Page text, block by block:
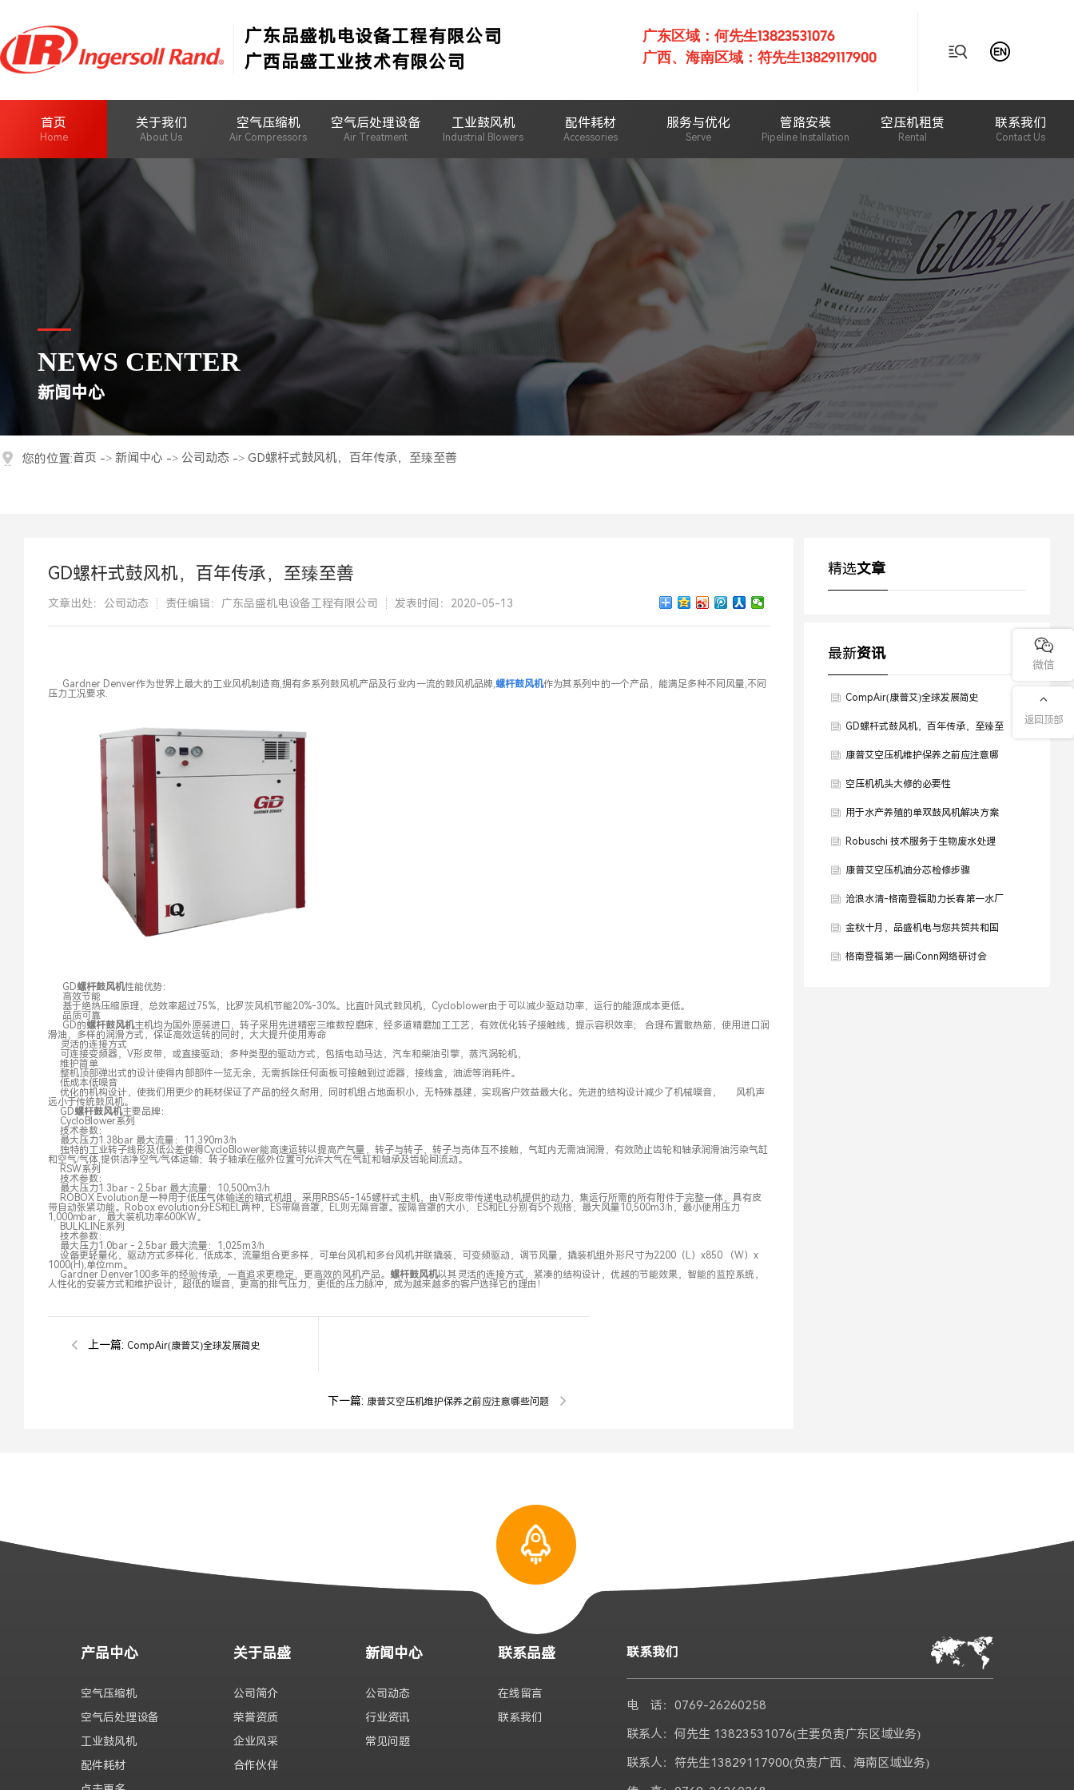
广东品盛机电设备工程有限公司
广西品盛工业技术有限公司
广东区域：何先生13823531076
广西、海南区域：符先生13829117900

首页
Home
关于我们
About Us
空气压缩机
Air Compressors
空气后处理设备
Air Treatment
工业鼓风机
Industrial Blowers
配件耗材
Accessories
服务与优化
Serve
管路安装
Pipeline Installation
空压机租赁
Rental
联系我们
Contact Us
NEWS CENTER
新闻中心
您的位置:首页 -> 新闻中心 -> 公司动态 -> GD螺杆式鼓风机，百年传承，至臻至善
GD螺杆式鼓风机，百年传承，至臻至善
文章出处：公司动态 责任编辑：广东品盛机电设备工程有限公司 发表时间：2020-05-13
Gardner Denver作为世界上最大的工业风机制造商,拥有多系列鼓风机产品及行业内一流的鼓风机品牌,螺杆鼓风机作为其系列 中的一个产品，能满足多种不同风量,不同
压力工况要求.
GD螺杆鼓风机性能优势：
高效节能
基于绝热压缩原理，总效率超过75%，比罗茨风机节能20%-30%。比直叶风式鼓风机，Cycloblower由于可以减少驱动功率，运行的能源成本更低。
品质可靠
G D的螺杆鼓风机主机均为国外原装进口，转子采用先进精密三维数控磨床，经多道精磨加工工艺，有效优化转子接触线，提示容积效率； 合理布置散热筋，使用进口润
滑油，多样的润滑方式，保证高效运转的同时，大大提升使用寿命
灵活的连接方式
可连接变频器，V形皮带，或直接驱动；多种类型的驱动方式，包括电动马达，汽车和柴油引擎，蒸汽涡轮机，
维护简单
整机顶部弹出式的设计使得内部部件一览无余，无需拆除任何面板可接触到过滤器，接线盒，油滤等消耗件。
低成本低噪音
优化的机构设计，使我们用更少的耗材保证了产品的经久耐用，同时机组占地面积小，无特殊基建，实现客户效益最大化。先进的结构设计减少了机械噪音， 风机声
远小于传统鼓风机。
GD螺杆鼓风机主要品牌：
CycloBlower系列
技术参数：
最大压力1.38bar 最大流量：11,390m3/h
独特的工业转子线形及低公差使得CycloBlower能高速运转以提高产气量，转子与转子，转子与壳体互不接触，气缸内无需油润滑，有效防止齿轮和轴承润滑油污染气缸
和空气/气体,提供洁净空气/气体运输；转子轴承在舷外位置可允许大气在气缸和轴承及齿轮间流动。
RSW系列
技术参数：
最大压力1.3bar - 2.5bar 最大流量：10,500m3/h
ROBOX Evolution是一种用于低压气体输送的箱式机组，采用RBS45-145螺杆式主机，由V形皮带传递电动机提供的动力，集运行所需的所有附件于完整一体，具有皮
带自动张紧功能。Robox evolution分ES和EL两种，ES带隔音罩，EL则无隔音罩。按隔音罩的大小， ES和EL分别有5个规格，最大风量10,500m3/h，最小使用压力
1,000mbar，最大装机功率600KW。
BULKLINE系列
技术参数：
最大压力1.0bar - 2.5bar 最大流量：1,025m3/h
设备更轻量化，驱动方式多样化，低成本，流量组合更多样，可单台风机和多台风机并联撬装，可变频驱动，调节风量，撬装机组外形尺寸为2200（L）x850 （W）x
1000(H),单位mm。
Gardner Denver100多年的经验传承，一直追求更稳定、 更高效的风机产品。 螺杆鼓风机以其灵活的连接方式，紧凑的结构设计，优越的节能效果，智能的监控系统，
人性化的安装方式和维护设计，超低的噪音，更高的排气压力，更低的压力脉冲，成为越来越多的客户选择它的理由！
上一篇: CompAir(康普艾)全球发展简史
下一篇: 康普艾空压机维护保养之前应注意哪些问题
精选文章
最新资讯
CompAir(康普艾)全球发展简史
GD螺杆式鼓风机，百年传承，至臻至
善
康普艾空压机维护保养之前应注意哪
些问题
空压机机头大修的必要性
用于水产养殖的单双鼓风机解决方案
Robuschi 技术服务于生物废水处理
康普艾空压机油分芯检修步骤
沧浪水清-格南登福助力长春第一水厂
金秋十月，品盛机电与您共贺共和国
生日
格南登福第一届iConn网络研讨会
产品中心
空气压缩机
空气后处理设备
工业鼓风机
配件耗材
关于品盛
公司简介
荣誉资质
企业风采
合作伙伴
新闻中心
公司动态
行业资讯
常见问题
联系品盛
在线留言
联系我们
联系我们
电 话：0769-26260258
联系人：何先生 13823531076(主要负责广东区域业务)
联系人：符先生13829117900(负责广西、海南区域业务)

微信

返回顶部